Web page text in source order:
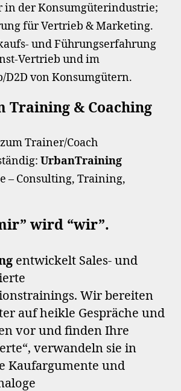
in der Konsumgüterindustrie;
für Vertrieb & Marketing.
und Führungserfahrung
Vertrieb und im
von Konsumgütern.
Training & Coaching
Trainer/Coach
UrbanTraining
– Consulting, Training,
wird “wir”.
entwickelt Sales- und
Wir bereiten
auf heikle Gespräche und
vor und finden Ihre
verwandeln sie in
Kaufargumente und